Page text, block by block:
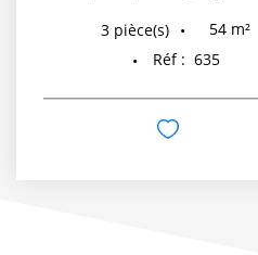
3 pièce(s) 54 m²
Réf : 635